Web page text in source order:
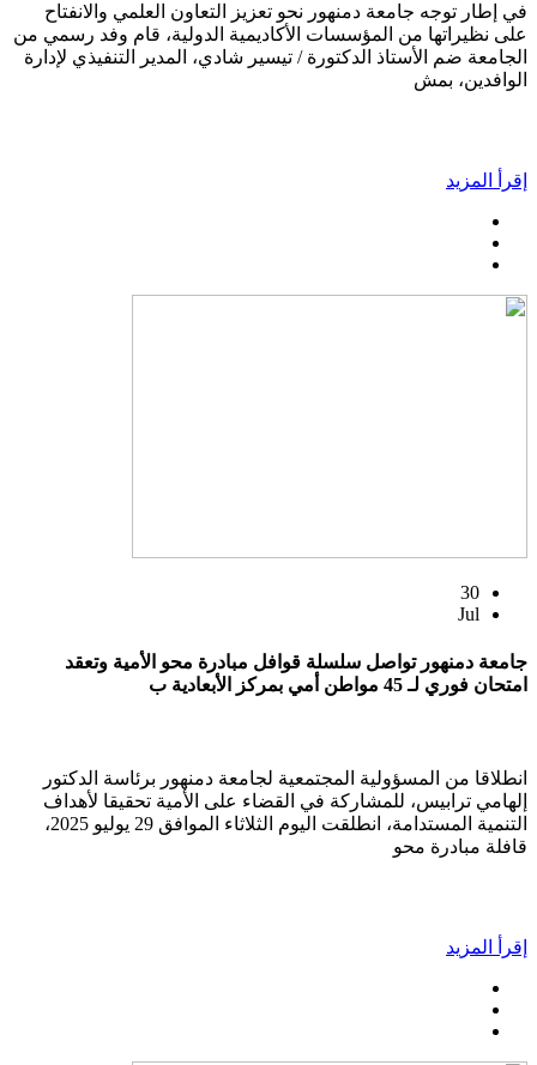
في إطار توجه جامعة دمنهور نحو تعزيز التعاون العلمي والانفتاح
على نظيراتها من المؤسسات الأكاديمية الدولية، قام وفد رسمي من
الجامعة ضم الأستاذ الدكتورة / تيسير شادي، المدير التنفيذي لإدارة
الوافدين، بمش
إقرأ المزيد
30
Jul
جامعة دمنهور تواصل سلسلة قوافل مبادرة محو الأمية وتعقد
امتحان فوري لـ 45 مواطن أمي بمركز الأبعادية ب
انطلاقا من المسؤولية المجتمعية لجامعة دمنهور برئاسة الدكتور
إلهامي ترابيس، للمشاركة في القضاء على الأمية تحقيقا لأهداف
التنمية المستدامة، انطلقت اليوم الثلاثاء الموافق 29 يوليو 2025،
قافلة مبادرة محو
إقرأ المزيد